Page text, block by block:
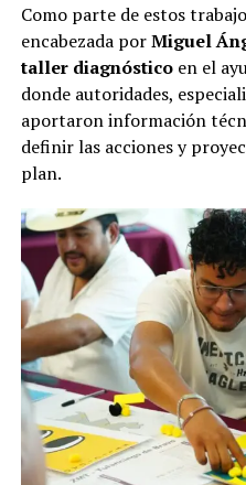
Como parte de estos
encabezada porMiguel
taller diagnósticoen el
donde autoridades,
aportaron información
definir las acciones y
plan.